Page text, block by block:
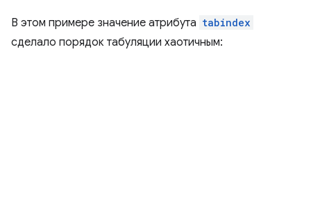
В этом примере значение атрибута tabindex
сделало порядок табуляции хаотичным: